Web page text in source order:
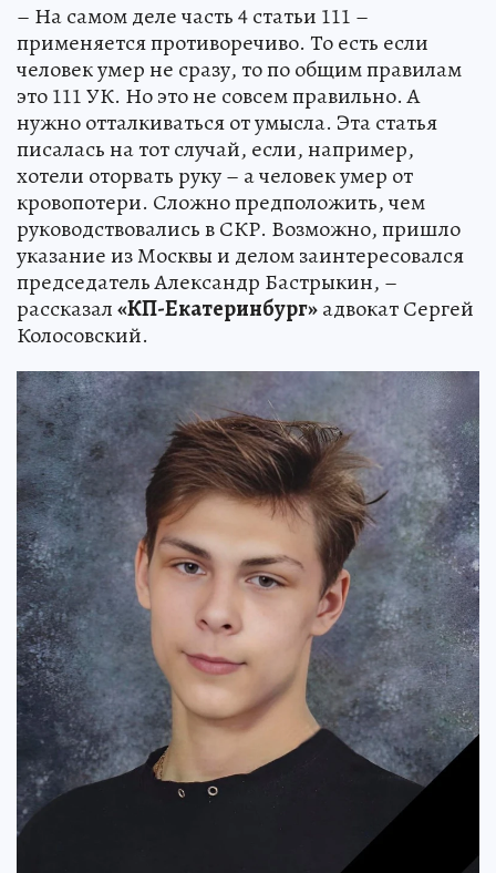
– На самом деле часть 4 статьи 111 –
применяется противоречиво. То есть если
человек умер не сразу, то по общим правилам
это 111 УК. Но это не совсем правильно. А
нужно отталкиваться от умысла. Эта статья
писалась на тот случай, если, например,
хотели оторвать руку – а человек умер от
кровопотери. Сложно предположить, чем
руководствовались в СКР. Возможно, пришло
указание из Москвы и делом заинтересовался
председатель Александр Бастрыкин, –
рассказал«КП-Екатеринбург»адвокат Сергей
Колосовский.